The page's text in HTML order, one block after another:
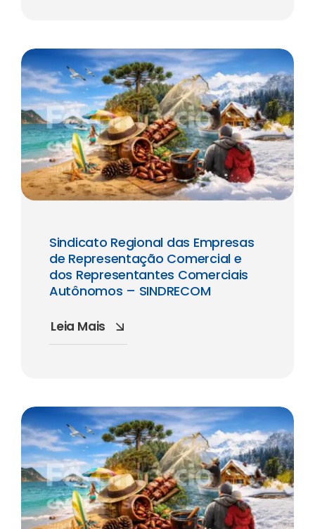
Sindicato Regional das Empresas
de Representação Comercial e
dos Representantes Comerciais
Autônomos – SINDRECOM
Leia Mais